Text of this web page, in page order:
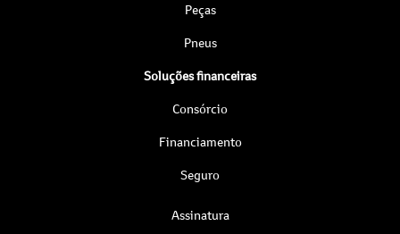
Peças
Pneus
Soluções financeiras
Consórcio
Financiamento
Seguro
Assinatura